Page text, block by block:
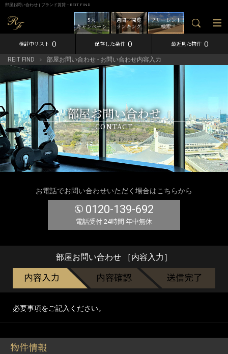
部屋お問い合わせ | ブランド賃貸－REIT FIND
フリーレント
検索
週間／閲覧
ランキング
5大
キャンペーン
検討中リスト 0 保存した条件 0 最近見た物件 0
REIT FIND 部屋お問い合わせ - お問い合わせ内容入力
部屋お問い合わせ
CONTACT
お電話でお問い合わせいただく場合はこちらから
0120-139-692
電話受付 24時間 年中無休
部屋お問い合わせ ［内容入力］
必要事項をご記入ください。
物件情報